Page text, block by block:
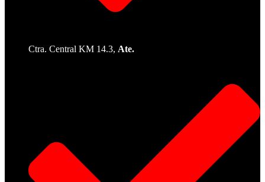
Ctra. Central KM 14.3, Ate.